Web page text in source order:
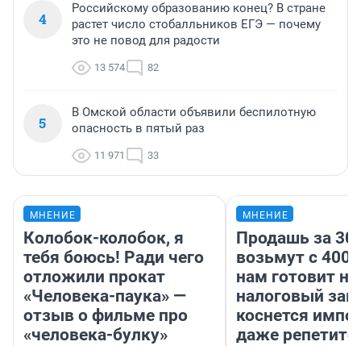
4
Российскому образованию конец? В стране
растет число стобалльников ЕГЭ — почему
это не повод для радости
13 574 82
5
В Омской области объявили беспилотную
опасность в пятый раз
11 971 33
МНЕНИЕ
Колобок-колобок, я
тебя боюсь! Ради чего
отложили прокат
«Человека-паука» —
отзыв о фильме про
«человека-булку»
МНЕНИЕ
Продашь за
возьмут с
нам готовит
налоговый
коснется
даже